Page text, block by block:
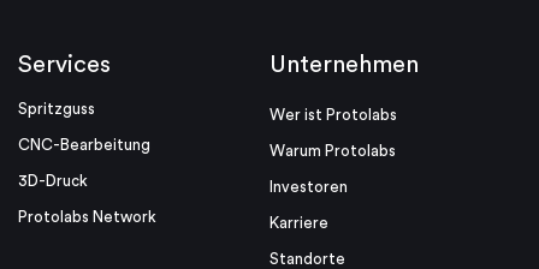
Services
Spritzguss
CNC-Bearbeitung
3D-Druck
Protolabs Network
Unternehmen
Wer ist Protolabs
Warum Protolabs
Investoren
Karriere
Standorte